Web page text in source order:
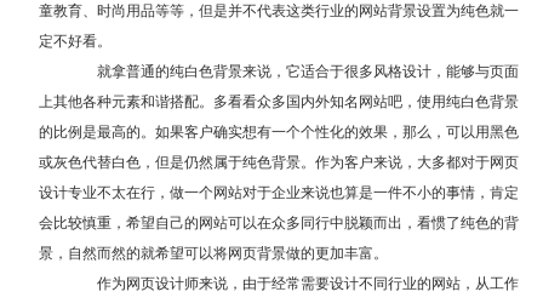
童教育、时尚用品等等，但是并不代表这类行业的网站背景设置为纯色就一
定不好看。
就拿普通的纯白色背景来说，它适合于很多风格设计，能够与页面
上其他各种元素和谐搭配。多看看众多国内外知名网站吧，使用纯白色背景
的比例是最高的。如果客户确实想有一个个性化的效果，那么，可以用黑色
或灰色代替白色，但是仍然属于纯色背景。作为客户来说，大多都对于网页
设计专业不太在行，做一个网站对于企业来说也算是一件不小的事情，肯定
会比较慎重，希望自己的网站可以在众多同行中脱颖而出，看惯了纯色的背
景，自然而然的就希望可以将网页背景做的更加丰富。
作为网页设计师来说，由于经常需要设计不同行业的网站，从工作